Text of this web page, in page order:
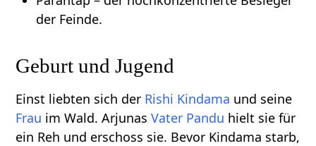
der Feinde.
Geburt und Jugend
Einst liebten sich der Rishi Kindama und seine
Frau im Wald. ArjunasVater Pandu hielt sie für
ein Reh und erschoss sie. Bevor Kindama starb,